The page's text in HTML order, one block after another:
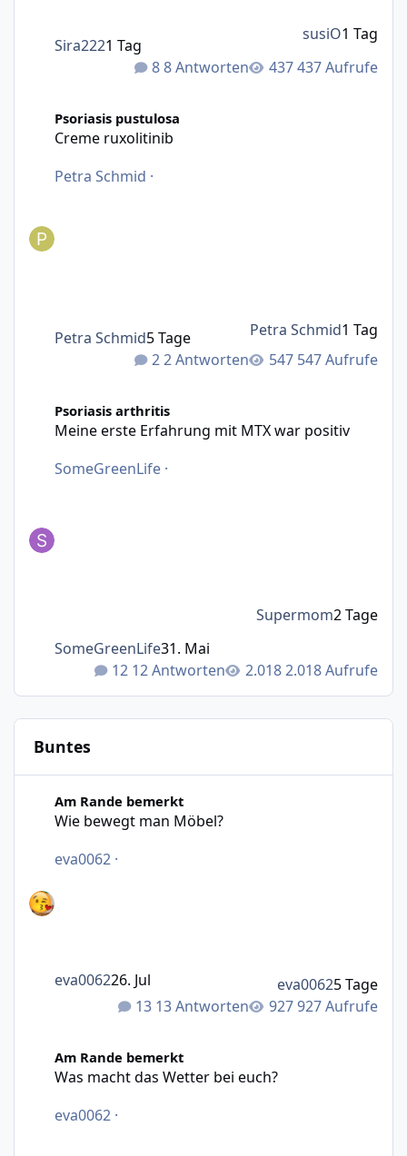
8 Antworten 437 Aufrufe
Sira2221 Tag
susiO1 Tag
Psoriasis pustulosa
Creme ruxolitinib
Petra Schmid ·
2 Antworten 547 Aufrufe
Petra Schmid5 Tage Petra Schmid1 Tag
Psoriasis arthritis
Meine erste Erfahrung mit MTX war positiv
SomeGreenLife ·
12 Antworten 2.018 Aufrufe
SomeGreenLife31. Mai
Supermom2 Tage
Buntes
Am Rande bemerkt
Wie bewegt man Möbel?
eva0062 ·
13 Antworten 927 Aufrufe
eva006226. Jul eva00625 Tage
Am Rande bemerkt
Was macht das Wetter bei euch?
eva0062 ·